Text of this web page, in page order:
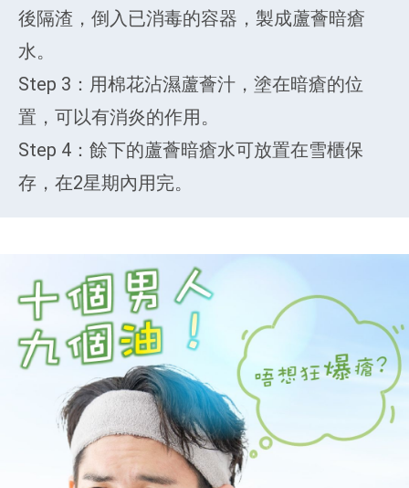
後隔渣，倒入已消毒的容器，製成蘆薈暗瘡
水。
Step 3：用棉花沾濕蘆薈汁，塗在暗瘡的位
置，可以有消炎的作用。
Step 4：餘下的蘆薈暗瘡水可放置在雪櫃保
存，在2星期內用完。